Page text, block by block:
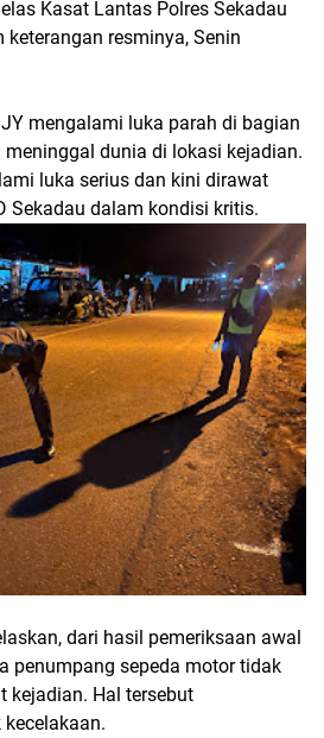
Kasat Lantas Polres Sekadau
keterangan resminya, Senin
mengalami luka parah di bagian
dunia di lokasi kejadian.
luka serius dan kini dirawat
Sekadau dalam kondisi kritis.
dari hasil pemeriksaan awal
penumpang sepeda motor tidak
kejadian. Hal tersebut